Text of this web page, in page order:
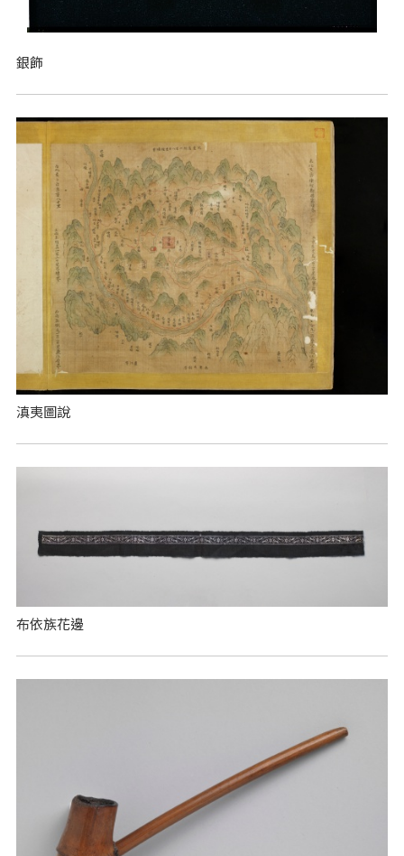
銀飾
滇夷圖說
布依族花邊